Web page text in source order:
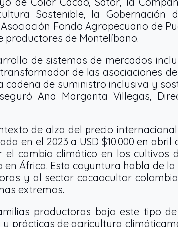
Sostenible, la Gobernación
Fondo Agropecuario de
productores de Montelíbano.
de sistemas de mercados
de las asociaciones de
de suministro inclusiva y
Ana Margarita Villegas,
de alza del precio
en el 2023 a USD $10.000 en abril
el cambio climático en los cultivos
África. Esta coyuntura habla de
y al sector cacaocultor
extremos.
productoras bajo este tipo
prácticas de agricultura